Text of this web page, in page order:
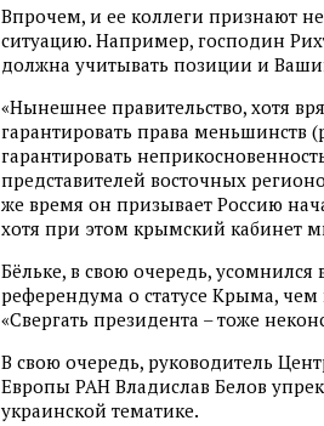
Впрочем, и ее коллеги признают
ситуацию. Например, господин
должна учитывать позиции и
«Нынешнее правительство, хотя
гарантировать права меньшинств
гарантировать
представителей восточных
же время он призывает Россию
хотя при этом крымский кабинет
Бёльке, в свою очередь,
референдума о статусе Крыма,
«Свергать президента – тоже
В свою очередь, руководитель
Европы РАН Владислав Белов
украинской тематике.